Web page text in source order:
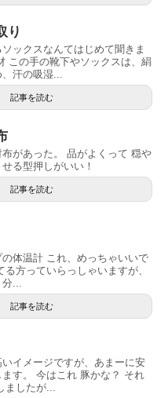
り
ックスなんてはじめて聞きま
この手の靴下やソックスは、絹
汗の吸湿...
記事を読む
があった。 品がよくって 穏や
る型押しがいい！
記事を読む
体温計 これ、めっちゃいいで
方っていらっしゃいますが、
...
記事を読む
イメージですが、あまーに安
ます。 今はこれ 豚かな？ それ
したが...